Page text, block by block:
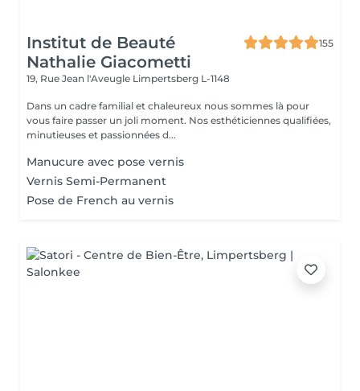
Institut de Beauté
Nathalie Giacometti
155
19, Rue Jean l'Aveugle Limpertsberg L-1148
Dans un cadre familial et chaleureux nous sommes là pour
vous faire passer un joli moment. Nos esthéticiennes qualifiées,
minutieuses et passionnées d...
Manucure avec pose vernis
Vernis Semi-Permanent
Pose de French au vernis